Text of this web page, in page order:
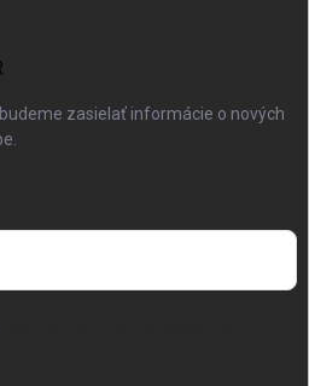
zasielať informácie o nových